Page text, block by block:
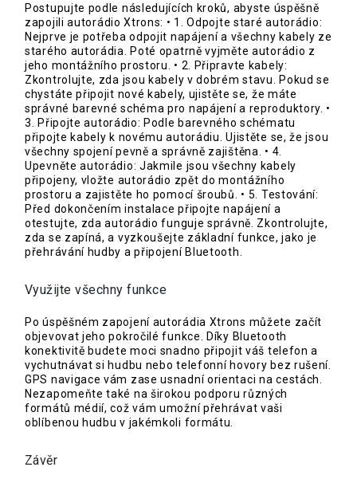
Postupujte podle následujících kroků, abyste úspěšně
zapojili autorádio Xtrons: • 1. Odpojte staré autorádio:
Nejprve je potřeba odpojit napájení a všechny kabely ze
starého autorádia. Poté opatrně vyjměte autorádio z
jeho montážního prostoru. • 2. Připravte kabely:
Zkontrolujte, zda jsou kabely v dobrém stavu. Pokud se
chystáte připojit nové kabely, ujistěte se, že máte
správné barevné schéma pro napájení a reproduktory. •
3. Připojte autorádio: Podle barevného schématu
připojte kabely k novému autorádiu. Ujistěte se, že jsou
všechny spojení pevně a správně zajištěna. • 4.
Upevněte autorádio: Jakmile jsou všechny kabely
připojeny, vložte autorádio zpět do montážního
prostoru a zajistěte ho pomocí šroubů. • 5. Testování:
Před dokončením instalace připojte napájení a
otestujte, zda autorádio funguje správně. Zkontrolujte,
zda se zapíná, a vyzkoušejte základní funkce, jako je
přehrávání hudby a připojení Bluetooth.
Využijte všechny funkce
Po úspěšném zapojení autorádia Xtrons můžete začít
objevovat jeho pokročilé funkce. Díky Bluetooth
konektivitě budete moci snadno připojit váš telefon a
vychutnávat si hudbu nebo telefonní hovory bez rušení.
GPS navigace vám zase usnadní orientaci na cestách.
Nezapomeňte také na širokou podporu různých
formátů médií, což vám umožní přehrávat vaši
oblíbenou hudbu v jakémkoli formátu.
Závěr